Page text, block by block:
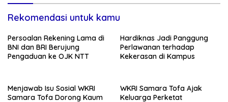
Rekomendasi untuk kamu
Persoalan Rekening Lama di
BNI dan BRI Berujung
Pengaduan ke OJK NTT
Hardiknas Jadi Panggung
Perlawanan terhadap
Kekerasan di Kampus
Menjawab Isu Sosial WKRI
Samara Tofa Dorong Kaum
WKRI Samara Tofa Ajak
Keluarga Perketat